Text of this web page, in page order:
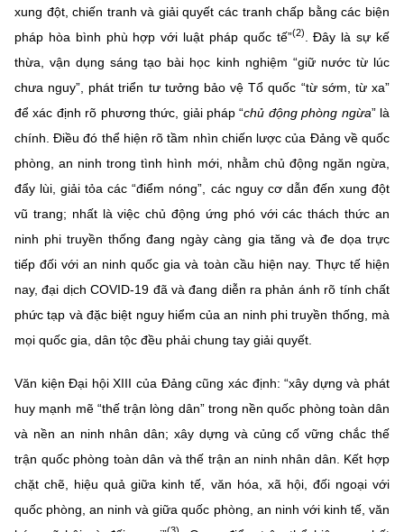
xung đột, chiến tranh và giải quyết các tranh chấp bằng các biện
pháp hòa bình phù hợp với luật pháp quốc tế”(2)
. Đây là sự kế
thừa, vận dụng sáng tạo bài học kinh nghiệm “giữ nước từ lúc
chưa nguy”, phát triển tư tưởng bảo vệ Tổ quốc “từ sớm, từ xa”
để xác định rõ phương thức, giải pháp “chủ động phòng ngừa” là
chính. Điều đó thể hiện rõ tầm nhìn chiến lược của Đảng về quốc
phòng, an ninh trong tình hình mới, nhằm chủ động ngăn ngừa,
đẩy lùi, giải tỏa các “điểm nóng”, các nguy cơ dẫn đến xung đột
vũ trang; nhất là việc chủ động ứng phó với các thách thức an
ninh phi truyền thống đang ngày càng gia tăng và đe dọa trực
tiếp đối với an ninh quốc gia và toàn cầu hiện nay. Thực tế hiện
nay, đại dịch COVID-19 đã và đang diễn ra phản ánh rõ tính chất
phức tạp và đặc biệt nguy hiểm của an ninh phi truyền thống, mà
mọi quốc gia, dân tộc đều phải chung tay giải quyết.
Văn kiện Đại hội XIII của Đảng cũng xác định: “xây dựng và phát
huy mạnh mẽ “thế trận lòng dân” trong nền quốc phòng toàn dân
và nền an ninh nhân dân; xây dựng và củng cố vững chắc thế
trận quốc phòng toàn dân và thế trận an ninh nhân dân. Kết hợp
chặt chẽ, hiệu quả giữa kinh tế, văn hóa, xã hội, đối ngoại với
quốc phòng, an ninh và giữa quốc phòng, an ninh với kinh tế, văn